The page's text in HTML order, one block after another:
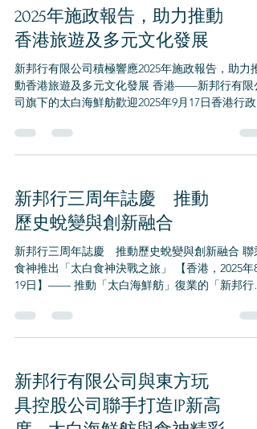
彰在環境、社會和治理（ESG）領域表現優秀的公
司，同時鼓勵推動永續發展和提升企業社會責任。
“這項榮譽反映了我們將永續實踐融入營運的承諾
我們感謝所有利益相關者的支持與信任”，新邦行
限公司發言人表示。 “我們將繼續在ESG方面追求
越，為我們的社區帶來積極影響。” 媒體查詢 新邦
+852 2553 9111
新邦行有限公司積極響應
2025年施政報告，助力推動
香港旅遊及多元文化發展
新邦行有限公司積極響應2025年施政報告，助力推
司旗下的太白海鮮舫歡迎2025年9月17日香港行政
官李家超在施政報告中提出的多項政策方向，特別
是針對高端旅遊業及多元文化發展的舉措。作為香
新邦行三周年誌慶 推動
歷史蛻變與創新融合
新邦行三周年誌慶 推動歷史蛻變與創新融合 聯乘
19日】—— 推動「太白海鮮舫」復業的「新邦行有
限公司」（新邦行）迎來成立三周年，宣布將聯乘
「食神」，推出全新項目——「太白食神決戰之
旅」。同時引入無人機送餐，為未來的海上飲食...